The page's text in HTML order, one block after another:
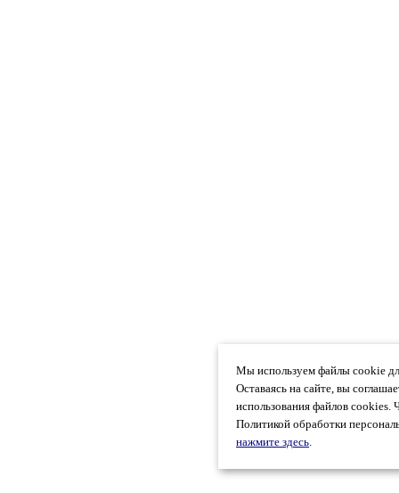
Мы используем файлы cookie
Оставаясь на сайте, вы
использования файлов cookies.
Политикой обработки
нажмите здесь.